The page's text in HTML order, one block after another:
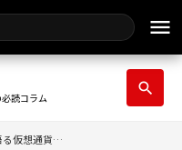
menu
読コラム
search
【コラム】専門家が語る仮想通貨の基礎と今後の展望